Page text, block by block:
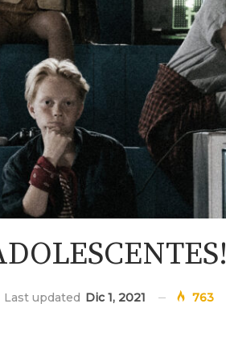
Last updated Dic 1, 2021 763